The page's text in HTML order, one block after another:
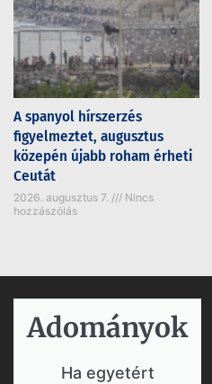
A spanyol hírszerzés
figyelmeztet, augusztus
közepén újabb roham érheti
Ceutát
2026. augusztus 7.
Nincs
hozzászólás
Adományok​
Ha egyetért